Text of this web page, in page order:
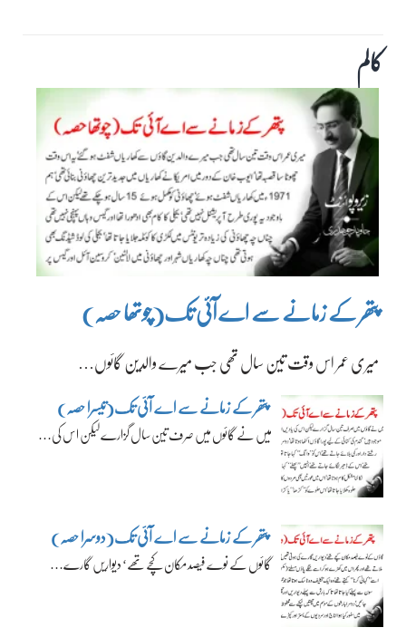
کالم
پتھر کے زمانے سے اے آئی تک(چوتھا حصہ)
میری عمر اس وقت تین سال تھی جب میرے والدین گائوں…
پتھر کے زمانے سے اے آئی تک(تیسرا حصہ)
میں نے گائوں میں صرف تین سال گزارے لیکن اس کی…
پتھر کے زمانے سے اے آئی تک(دوسرا حصہ)
گائوں کے نوے فیصد مکان کچے تھے‘ دیواریں گارے…